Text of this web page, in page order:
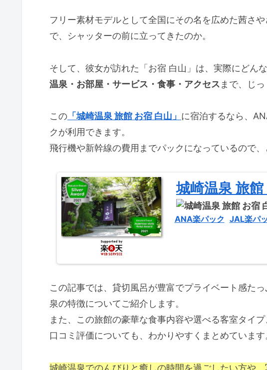
フリー素材モデルとして全国にその名を広めた茜さ
で、シャッターの前に立ってきたのか。
そして、彼女が訪れた「お宿 白山」は、実際にど
温泉・お部屋・サービス・食事・アクセス まで、じ
この 「城崎温泉 旅館 お宿 白山」 に宿泊するなら、
クが利用できます。
飛行機や新幹線の費用までパックになっているので、
城崎温泉 旅
ANA楽パック JAL楽パ
この記事では、貸切風呂が豊富でプライベート感たっ
泉の特徴についてご紹介します。
また、この旅館の豪華な食事内容や選べる客室タイ
口コミ評価についても、わかりやすくまとめています
城崎温泉でのんびりと癒しの時間を過ごしたい方や